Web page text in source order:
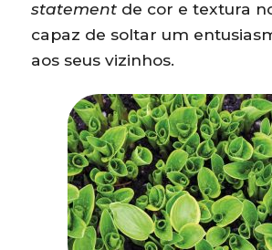
statement de cor e textura
capaz de soltar um
aos seus vizinhos.